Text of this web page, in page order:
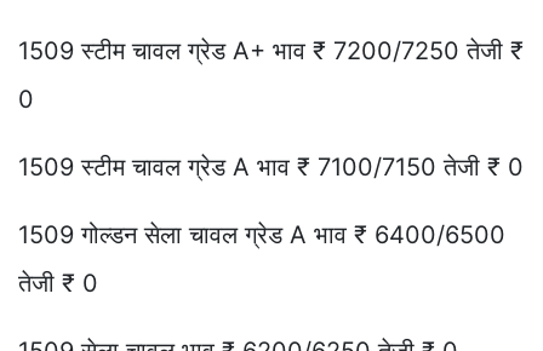
1509 स्टीम चावल ग्रेड A+ भाव ₹ 7200/7250 तेजी ₹
0
1509 स्टीम चावल ग्रेड A भाव ₹ 7100/7150 तेजी ₹ 0
1509 गोल्डन सेला चावल ग्रेड A भाव ₹ 6400/6500
तेजी ₹ 0